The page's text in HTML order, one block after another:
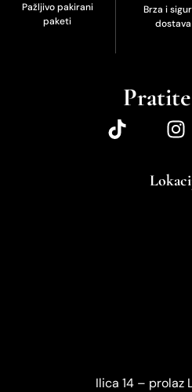
Pažljivo pakirani
paketi
Brza i
dostava
Ilica 14 – prolaz